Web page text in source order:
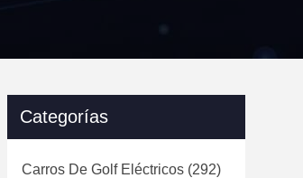
Categorías
Carros De Golf Eléctricos (292)